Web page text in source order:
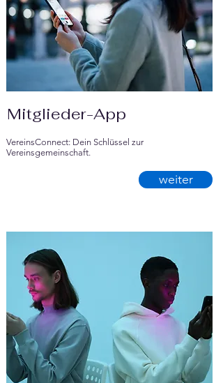
VereinsConnect: Dein Schlüssel zur
Vereinsgemeinschaft.
Mitglieder-App
weiter